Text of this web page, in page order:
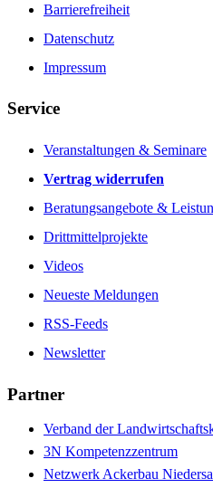
Barrierefreiheit
Datenschutz
Impressum
Service
Veranstaltungen & Seminare
Vertrag widerrufen
Beratungsangebote &
Drittmittelprojekte
Videos
Neueste Meldungen
RSS-Feeds
Newsletter
Partner
Verband der
3N Kompetenzzentrum
Netzwerk Ackerbau